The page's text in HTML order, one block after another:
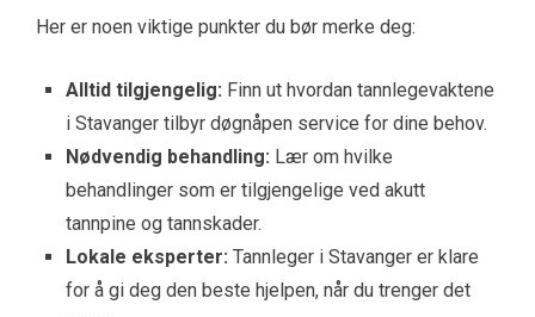
Her er noen viktige punkter du bør merke deg:
Alltid tilgjengelig: Finn ut hvordan tannlegevaktene
i Stavanger tilbyr døgnåpen service for dine behov.
Nødvendig behandling: Lær om hvilke
behandlinger som er tilgjengelige ved akutt
tannpine og tannskader.
Lokale eksperter: Tannleger i Stavanger er klare
for å gi deg den beste hjelpen, når du trenger det